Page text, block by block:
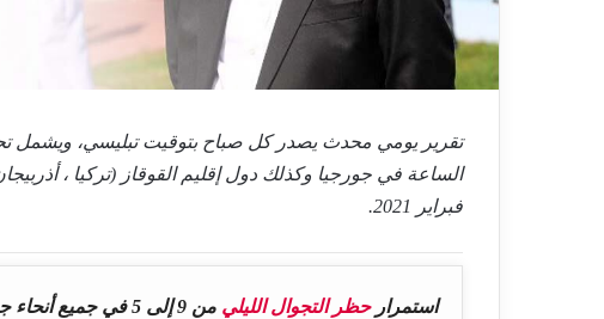
فبراير 2021.
استمرارحظر التجوال الليلي من 9 إلى 5 في جميع أنحاء جورجيا حتى 1 مارس، ومضاعفة